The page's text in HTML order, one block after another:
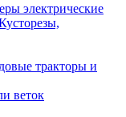
электрические
тракторы и
веток